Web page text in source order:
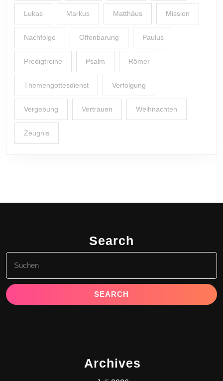
Lukas Markus Matthäus Mission
Nachfolge Offenbarung Paulus
Predigtreihe Psalm Römer
Themengottesdienst Verfolgung
Vergebung Vertrauen Weihnachten
Zeugnis
Search
for:
Archives